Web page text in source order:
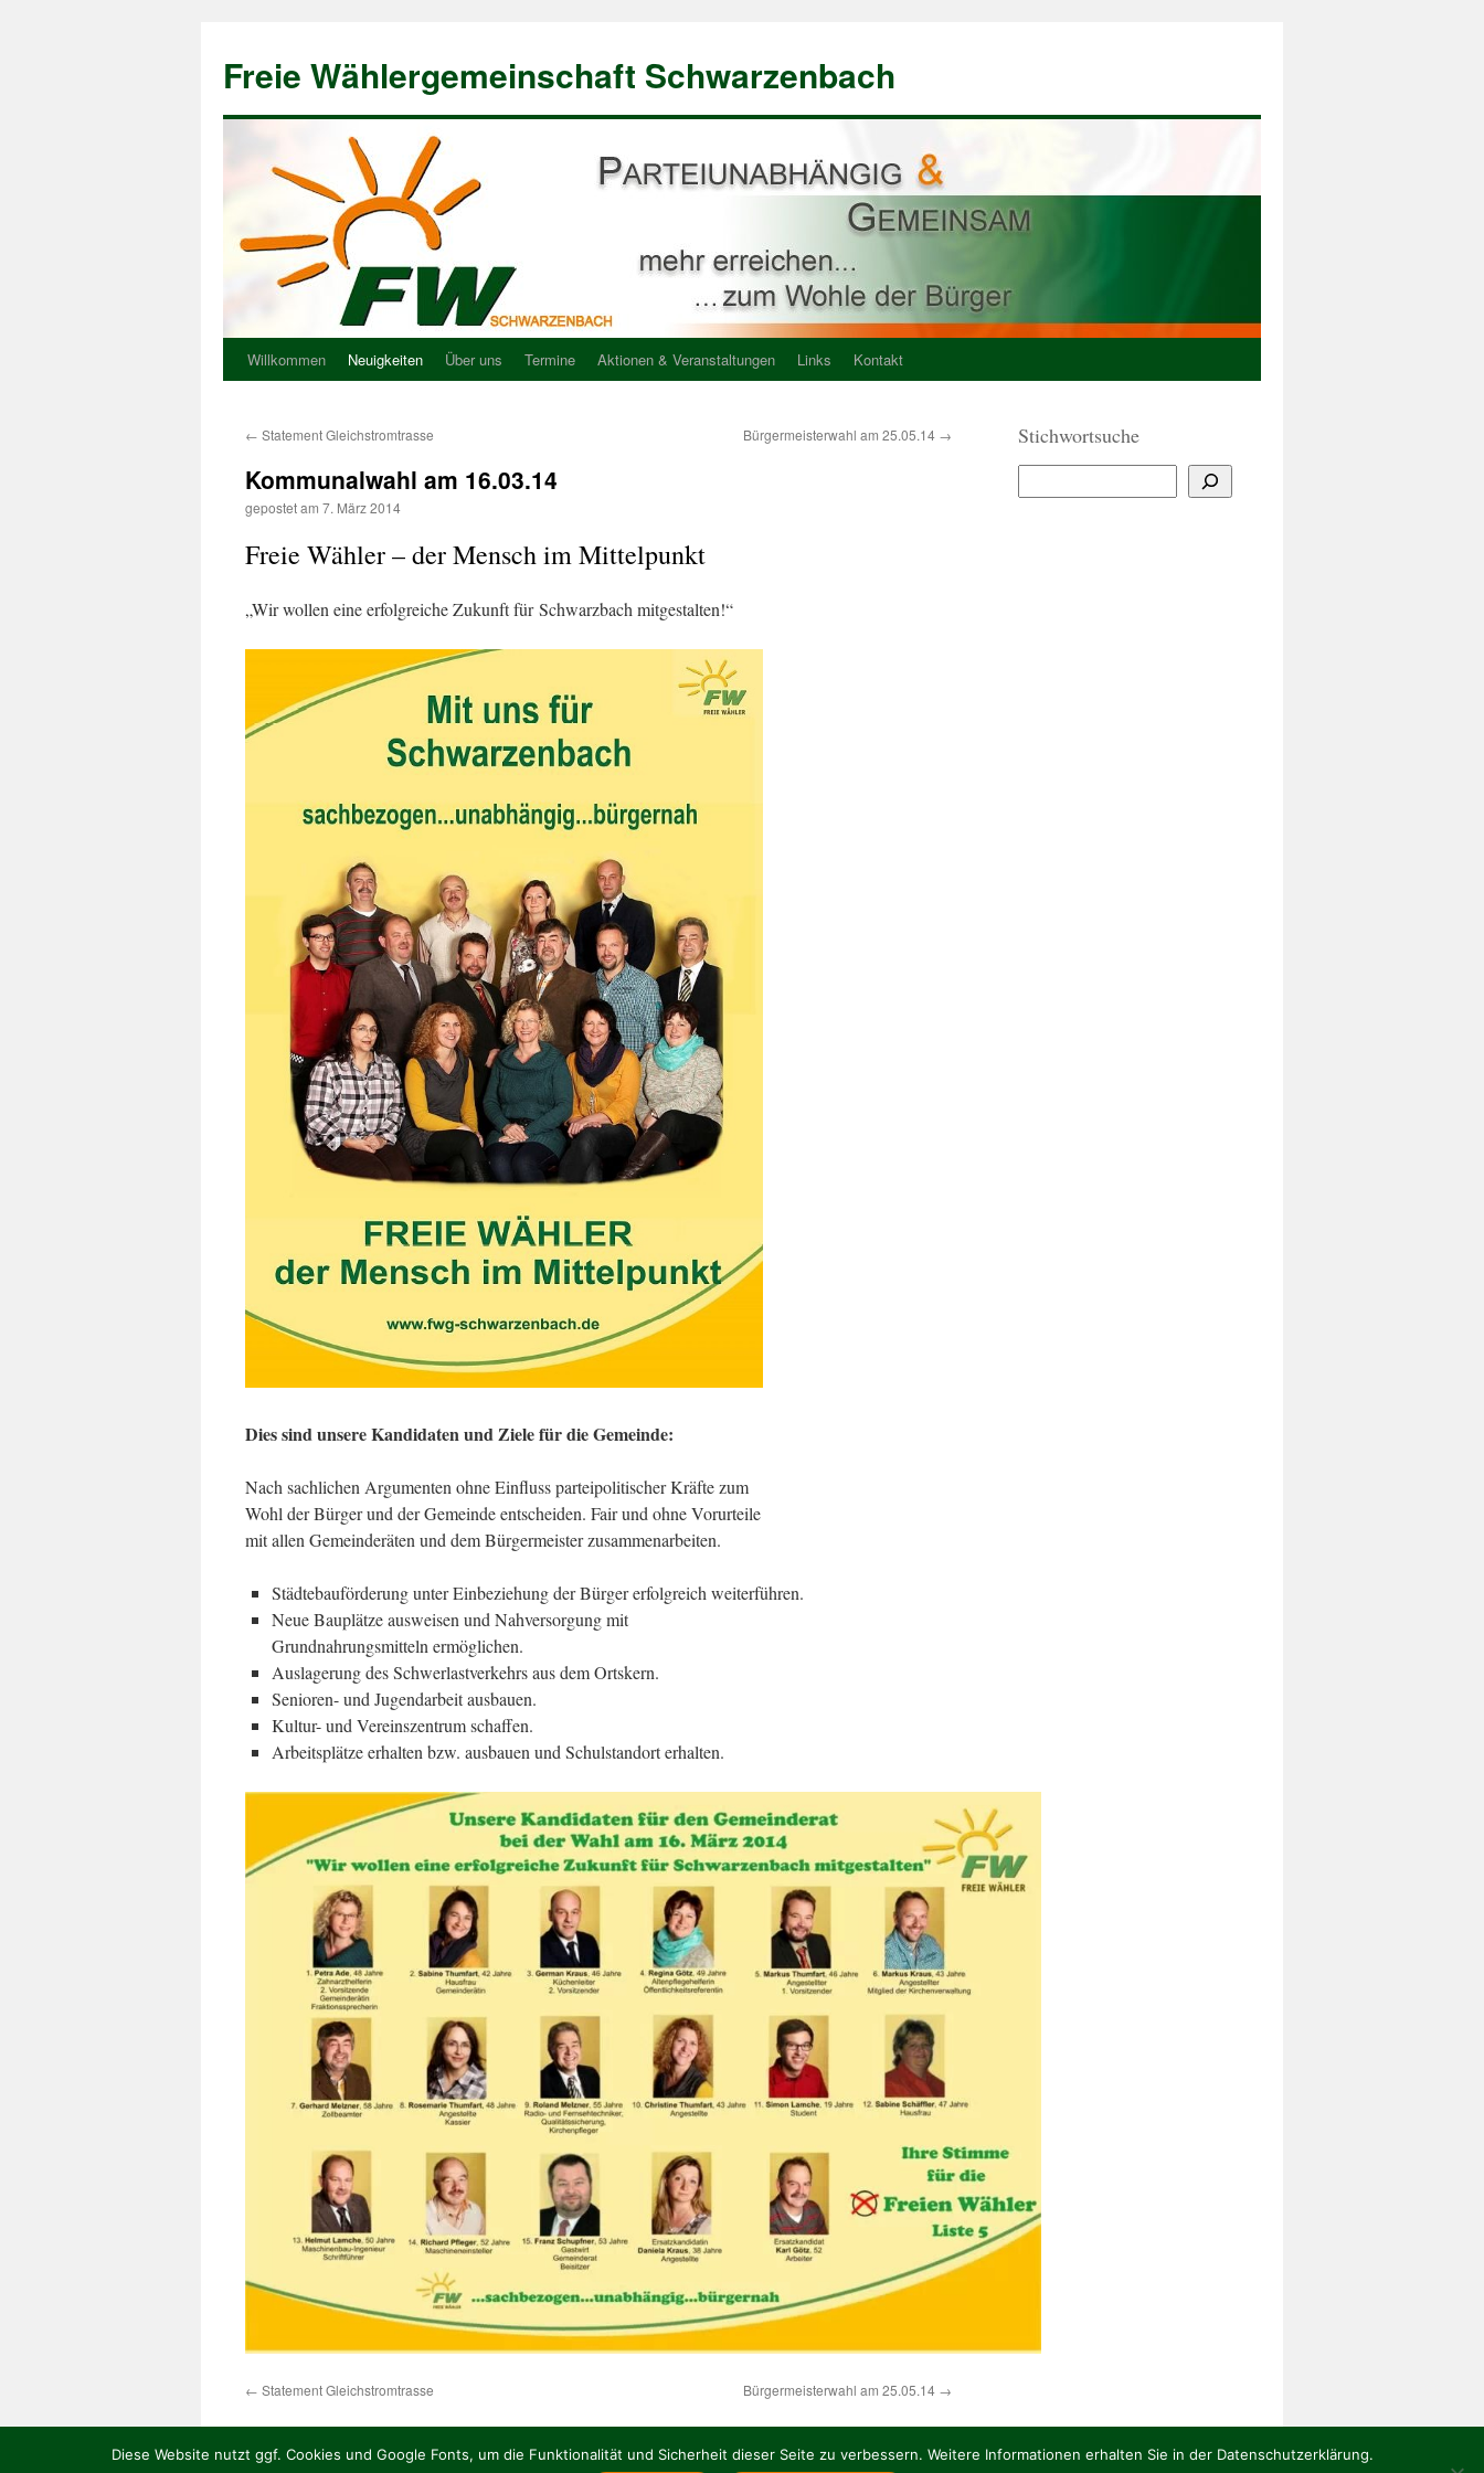
Freie Wählergemeinschaft Schwarzenbach
Willkommen Neuigkeiten Über uns Termine Aktionen & Veranstaltungen Links Kontakt
← Statement Gleichstromtrasse Bürgermeisterwahl am 25.05.14 →
Kommunalwahl am 16.03.14
gepostet am 7. März 2014
Freie Wähler – der Mensch im Mittelpunkt
„Wir wollen eine erfolgreiche Zukunft für Schwarzbach mitgestalten!“
Dies sind unsere Kandidaten und Ziele für die Gemeinde:
Nach sachlichen Argumenten ohne Einfluss parteipolitischer Kräfte zum
Wohl der Bürger und der Gemeinde entscheiden. Fair und ohne Vorurteile
mit allen Gemeinderäten und dem Bürgermeister zusammenarbeiten.
Städtebauförderung unter Einbeziehung der Bürger erfolgreich weiterführen.
Neue Bauplätze ausweisen und Nahversorgung mit
Grundnahrungsmitteln ermöglichen.
Auslagerung des Schwerlastverkehrs aus dem Ortskern.
Senioren- und Jugendarbeit ausbauen.
Kultur- und Vereinszentrum schaffen.
Arbeitsplätze erhalten bzw. ausbauen und Schulstandort erhalten.
← Statement Gleichstromtrasse Bürgermeisterwahl am 25.05.14 →
Stichwortsuche
Diese Website nutzt ggf. Cookies und Google Fonts, um die Funktionalität und Sicherheit dieser Seite zu verbessern. Weitere Informationen erhalten Sie in der Datenschutzerklärung.